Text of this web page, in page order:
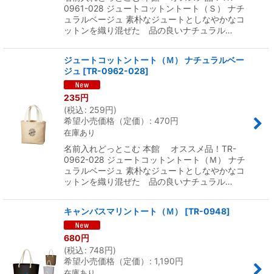
0961-028 ジュートコットントート（Ｓ） ナチ
ュラルベージュ 素朴なジュートとしなやかなコ
ットンを織り混ぜた 品の良いナチュラル…
ジュートコットントート（Ｍ） ナチュラルベー
ジュ [TR-0962-028]
235円
(税込: 259円)
希望小売価格（定価）
: 470円
在庫あり
名前入れどっとこむ 本館 オススメ品！TR-
0962-028 ジュートコットントート（Ｍ） ナチ
ュラルベージュ 素朴なジュートとしなやかなコ
ットンを織り混ぜた 品の良いナチュラル…
キャンバスマリントート（Ｍ） [TR-0948]
680円
(税込: 748円)
希望小売価格（定価）
: 1,190円